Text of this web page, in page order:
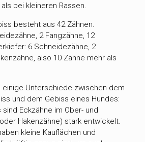
bei kleineren Rassen.
besteht aus 42 Zähnen.
2 Fangzähne, 12
6 Schneidezähne, 2
also 10 Zähne mehr als
Unterschiede zwischen dem
und dem Gebiss eines Hundes:
Eckzähne im Ober- und
Hakenzähne) stark entwickelt.
kleine Kauflächen und